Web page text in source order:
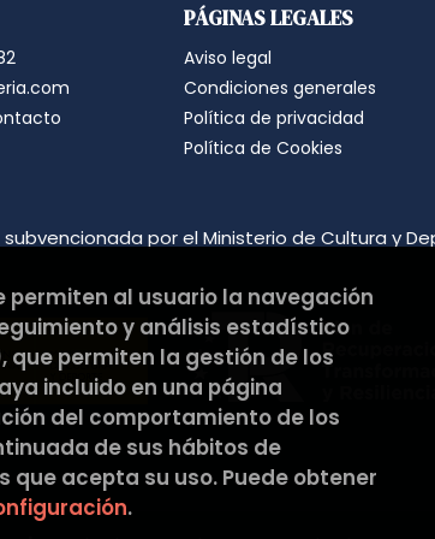
suprimirán con medidas de
Destinatarios: no se cederán a
Derechos que asisten al Usuario:
a) Derecho a retirar el
portabilidad de los datos
datos y a la limitación u
b) Derecho a presentar una
ambos con la fotocopia del DNI
Dirección electrónica:
Si desea ampliar información
hacerlo en el siguiente enlace:
PÁGINAS LEGALES
Aviso legal
Condiciones generales
Política de privacidad
Política de Cookies
por el Ministerio de Cultura y
permiten al usuario la navegación
y análisis estadístico
permiten la gestión de los
incluido en una página
del comportamiento de los
de sus hábitos de
acepta su uso. Puede obtener
.